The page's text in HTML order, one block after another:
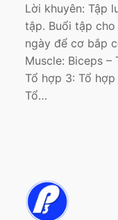
Lời khuyên: Tập
tập. Buổi tập
ngày để cơ bắp
Muscle: Biceps –
Tổ hợp 3: Tổ
Tổ…